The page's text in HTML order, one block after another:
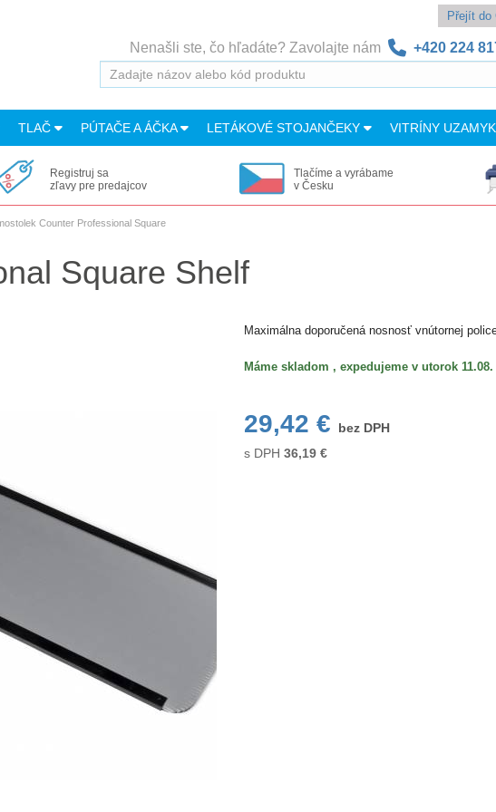
Přejít do
Nenašli ste, čo hľadáte? Zavolajte nám +420 224
TLAČ PÚTAČE A ÁČKA LETÁKOVÉ STOJANČEKY VITRÍNY
Registruj sa
zľavy pre predajcov
Tlačíme a vyrábame
v Česku
Counter Professional Square
Square Shelf
Maximálna doporučená nosnosť vnútornej
Máme skladom , expedujeme v utorok 11.08.
29,42 €
bez DPH
s DPH 36,19€